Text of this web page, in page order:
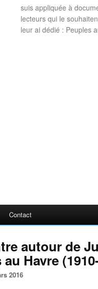
suis appliquée à
lecteurs qui le
leur ai dédié : Peuples
Contact
autour de
Havre
2016